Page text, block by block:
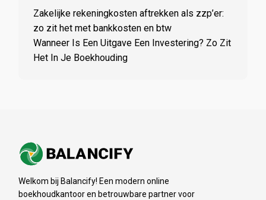
Zakelijke rekeningkosten aftrekken als zzp’er:
zo zit het met bankkosten en btw
Wanneer Is Een Uitgave Een Investering? Zo Zit
Het In Je Boekhouding
Welkom bij Balancify! Een modern online
boekhoudkantoor en betrouwbare partner voor